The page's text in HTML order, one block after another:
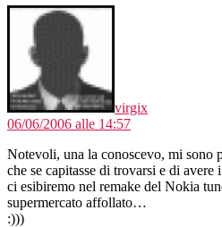
virgix
06/06/2006 alle 14:57
Notevoli, una la conoscevo, mi sono
che se capitasse di trovarsi e di
ci esibiremo nel remake del Nokia
supermercato affollato…
:)))